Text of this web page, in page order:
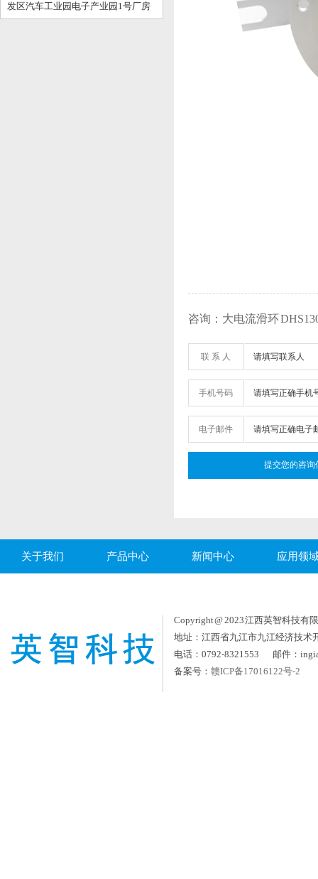
发区汽车工业园电子产业园1号厂房
咨询：大电流滑环
联 系 人
手机号码
电子邮件
关于我们 产品中心 新闻中心 应用领
Copyright @ 2023 江西英智科技有
地址：江西省九江市九江经济技术
电话：0792-8321553 邮件：
备案号： 赣ICP备17016122号-2